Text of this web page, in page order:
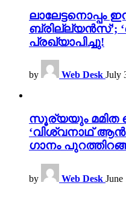
ലാലേട്ടനൊപ്പം
ബ്രില്ല്യൻസ്’;
പ്രഖ്യാപിച്ചു!
by Web Desk July
സൂര്യയും മമിത
‘വിശ്വനാഥ്
ഗാനം
by Web Desk June